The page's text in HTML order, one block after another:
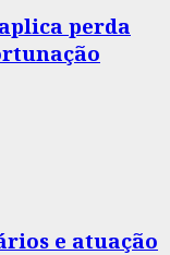
perda
e atuação